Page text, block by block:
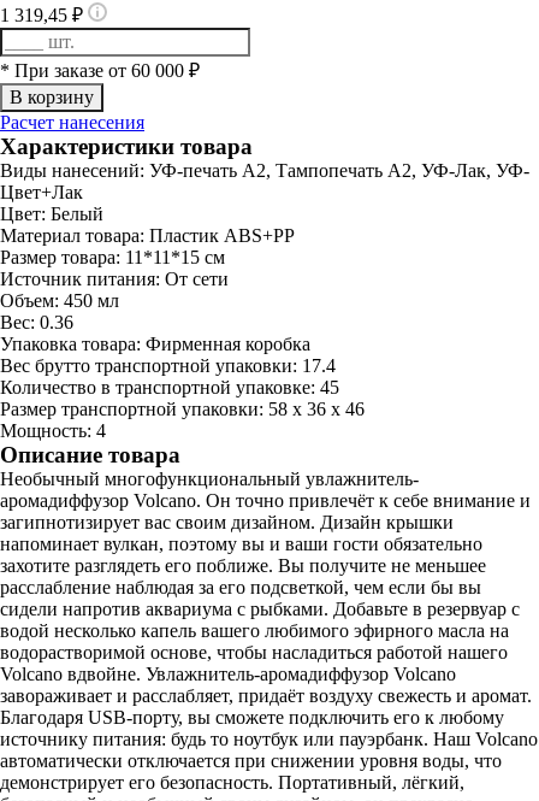
1 319,45 ₽
* При заказе от 60 000 ₽
Расчет нанесения
Характеристики товара
Виды нанесений: УФ-печать А2, Тампопечать А2, УФ-Лак, УФ-
Цвет+Лак
Цвет: Белый
Материал товара: Пластик ABS+PP
Размер товара: 11*11*15 см
Источник питания: От сети
Объем: 450 мл
Вес: 0.36
Упаковка товара: Фирменная коробка
Вес брутто транспортной упаковки: 17.4
Количество в транспортной упаковке: 45
Размер транспортной упаковки: 58 x 36 x 46
Мощность: 4
Описание товара
Необычный многофункциональный увлажнитель-
аромадиффузор Volcano. Он точно привлечёт к себе внимание и
загипнотизирует вас своим дизайном. Дизайн крышки
напоминает вулкан, поэтому вы и ваши гости обязательно
захотите разглядеть его поближе. Вы получите не меньшее
расслабление наблюдая за его подсветкой, чем если бы вы
сидели напротив аквариума с рыбками. Добавьте в резервуар с
водой несколько капель вашего любимого эфирного масла на
водорастворимой основе, чтобы насладиться работой нашего
Volcano вдвойне. Увлажнитель-аромадиффузор Volcano
завораживает и расслабляет, придаёт воздуху свежесть и аромат.
Благодаря USB-порту, вы сможете подключить его к любому
источнику питания: будь то ноутбук или пауэрбанк. Наш Volcano
автоматически отключается при снижении уровня воды, что
демонстрирует его безопасность. Портативный, лёгкий,